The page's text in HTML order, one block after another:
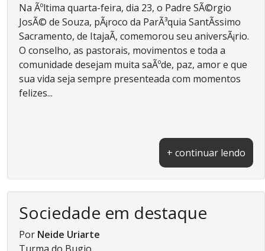
Na Ãºltima quarta-feira, dia 23, o Padre SÃ©rgio
JosÃ© de Souza, pÃ¡roco da ParÃ³quia SantÃ­ssimo
Sacramento, de ItajaÃ­, comemorou seu aniversÃ¡rio.
O conselho, as pastorais, movimentos e toda a
comunidade desejam muita saÃºde, paz, amor e que
sua vida seja sempre presenteada com momentos
felizes...
+ continuar lendo
Sociedade em destaque
Por Neide Uriarte